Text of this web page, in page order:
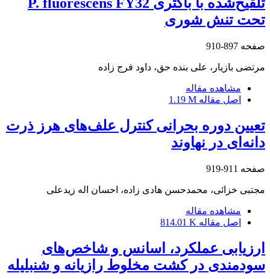
تلقیح‌شده با باکتری P. fluorescens FY32
تحت تنش شوری
صفحه 897-910
مرتضی بازیار، علی بنده حق، داود فرج زاده
مشاهده مقاله
اصل مقاله 1.19 M
تعیین دوره بحرانی کنترل علف‌های هرز ذرت
دانه‌ای در نهاوند
صفحه 911-919
مجتبی خزائی، محمدحسن هادی زاده، احسان اله زیدعلی
مشاهده مقاله
اصل مقاله 814.01 K
ارزیابی عملکرد، اسانس و شاخص‌های
سودمندی در کشت مخلوط رازیانه و شنبلیله